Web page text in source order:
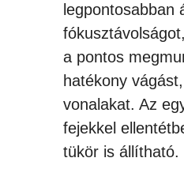
legpontosabban
a pontos
hatékony
vonalakat. Az
fejekkel
tükör is állítható.